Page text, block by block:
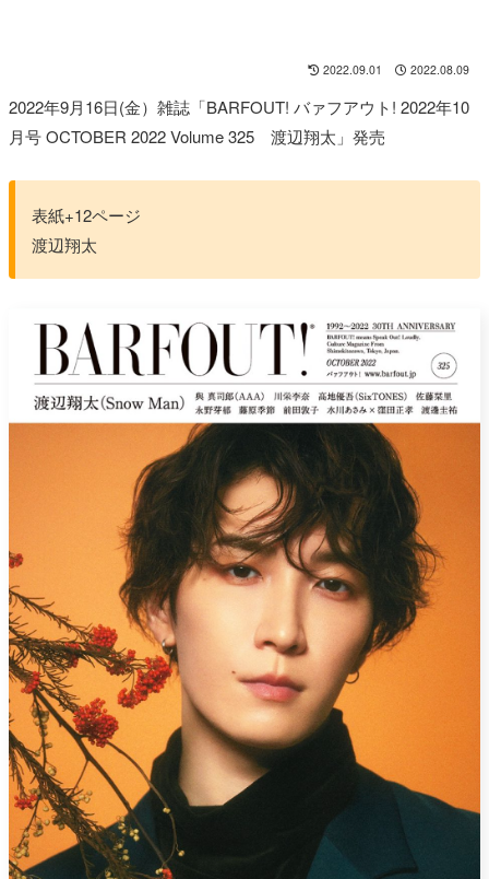
2022.09.01 2022.08.09
2022年9月16日(金）雑誌「BARFOUT! バァフアウト! 2022年10
月号 OCTOBER 2022 Volume 325 渡辺翔太」発売
表紙+12ページ
渡辺翔太